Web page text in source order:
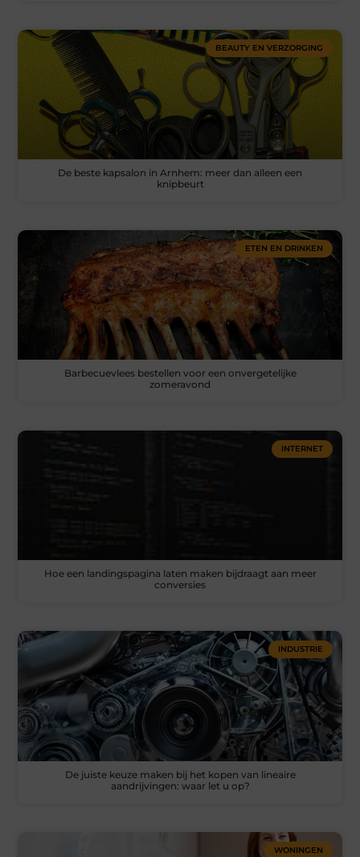
BEAUTY EN VERZORGING
De beste kapsalon in Arnhem: meer dan alleen een
knipbeurt
ETEN EN DRINKEN
Barbecuevlees bestellen voor een onvergetelijke
zomeravond
INTERNET
Hoe een landingspagina laten maken bijdraagt aan meer
conversies
INDUSTRIE
De juiste keuze maken bij het kopen van lineaire
aandrijvingen: waar let u op?
WONINGEN